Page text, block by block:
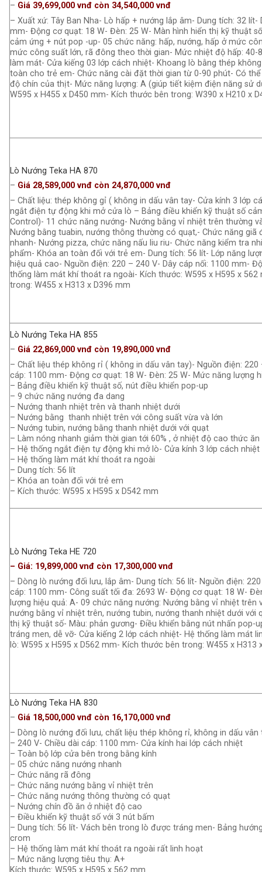
– Giá 39,699,000 vnđ còn 34,540,000 vnđ
– Xuất xứ: Tây Ban Nha- Lò hấp + nướng lắp âm- Dung tích: 32 lít-
mm- Động cơ quạt: 18 W- Đèn: 25 W- Màn hình hiển thị kỹ thuật
cảm ứng + nút pop -up- 05 chức năng: hấp, nướng, hấp ở mức
mức công suất lớn, rã đông theo thời gian- Mức nhiệt độ hấp: 40-
làm mát- Cửa kiếng 03 lớp cách nhiệt- Khoang lò bằng thép
toàn cho trẻ em- Chức năng cài đặt thời gian từ 0-90 phút- Có
độ chín của thịt- Mức năng lượng: A (giúp tiết kiệm điện năng sử
W595 x H455 x D450 mm- Kích thước bên trong: W390 x H210 x
Lò Nướng Teka HA 870
– Giá 28,589,000 vnđ còn 24,870,000 vnđ
– Chất liệu: thép không gỉ ( không in dấu vân tay- Cửa kính 3 lớp
ngắt điện tự động khi mở cửa lò – Bảng điều khiển kỹ thuật số
Control)- 11 chức năng nướng- Nướng bằng vỉ nhiệt trên thường
Nướng bằng tuabin, nướng thông thường có quạt,- Chức năng giã
nhanh- Nướng pizza, chức năng nấu liu riu- Chức năng kiểm tra
phẩm- Khóa an toàn đối với trẻ em- Dung tích: 56 lít- Lớp năng
hiệu quả cao- Nguồn điện: 220 – 240 V- Dây cáp nối: 1100 mm-
thống làm mát khí thoát ra ngoài- Kích thước: W595 x H595 x 562
trong: W455 x H313 x D396 mm
Lò Nướng Teka HA 855
– Giá 22,869,000 vnđ còn 19,890,000 vnđ
– Chất liệu thép không rỉ ( không in dấu vân tay)- Nguồn điện: 220
cáp: 1100 mm- Động cơ quạt: 18 W- Đèn: 25 W- Mức năng lượng
– Bảng điều khiển kỹ thuật số, nút điều khiển pop-up
– 9 chức năng nướng đa dang
– Nướng thanh nhiệt trên và thanh nhiệt dưới
– Nướng bằng thanh nhiệt trên với công suất vừa và lớn
– Nướng tubin, nướng bằng thanh nhiệt dưới với quạt
– Làm nóng nhanh giảm thời gian tới 60% , ở nhiệt độ cao thức ăn
– Hệ thống ngắt điện tự động khi mở lò- Cửa kính 3 lớp cách nhiệt
– Hệ thống làm mát khí thoát ra ngoài
– Dung tích: 56 lít
– Khóa an toàn đối với trẻ em
– Kích thước: W595 x H595 x D542 mm
Lò Nướng Teka HE 720
– Giá: 19,899,000 vnđ còn 17,300,000 vnđ
– Dòng lò nướng đối lưu, lắp âm- Dung tích: 56 lít- Nguồn điện:
cáp: 1100 mm- Công suất tối đa: 2693 W- Động cơ quạt: 18 W-
lượng hiệu quả: A- 09 chức năng nướng: Nướng bằng vỉ nhiệt trên
nướng bằng vỉ nhiệt trên, nướng tubin, nướng thanh nhiệt dưới với
thị kỹ thuật số- Màu: phản gương- Điều khiển bằng nút nhấn pop-
tráng men, dễ vỡ- Cửa kiếng 2 lớp cách nhiệt- Hệ thống làm mát
lò: W595 x H595 x D562 mm- Kích thước bên trong: W455 x H313
Lò Nướng Teka HA 830
– Giá 18,500,000 vnđ còn 16,170,000 vnđ
– Dòng lò nướng đối lưu, chất liệu thép không rỉ, không in dấu vân
– 240 V- Chiều dài cáp: 1100 mm- Cửa kính hai lớp cách nhiệt
– Toàn bộ lớp cửa bên trong bằng kính
– 05 chức năng nướng nhanh
– Chức năng rã đông
– Chức năng nướng bằng vỉ nhiệt trên
– Chức năng nướng thông thường có quạt
– Nướng chín đồ ăn ở nhiệt độ cao
– Điều khiển kỹ thuật số với 3 nút bấm
– Dung tích: 56 lít- Vách bên trong lò được tráng men- Bảng
crom
– Hệ thống làm mát khí thoát ra ngoài rất linh hoạt
– Mức năng lượng tiêu thụ: A+
Kích thước: W595 x H595 x 562 mm